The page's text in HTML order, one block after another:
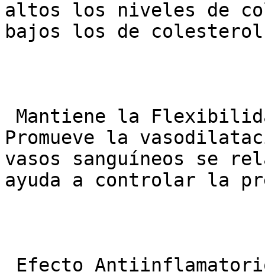
altos los niveles de
bajos los de colesterol
Promueve la
vasos sanguíneos se
ayuda a controlar la